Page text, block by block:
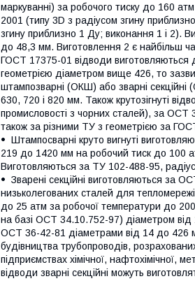
маркуванні) за робочого тиску до 160
2001 (типу 3D з радіусом згину
згину приблизно 1 Ду; виконання 1 і 2).
до 48,3 мм. Виготовлення 2 є найбільш
ГОСТ 17375-01 відводи виготовляються
геометрією діаметром вище 426, то
штампозварні (ОКШ) або зварні
630, 720 і 820 мм. Також крутозігнуті
промисловості з чорних сталей), за ОСТ
також за різними ТУ з геометрією за
Штампосварні круто вигнуті
219 до 1420 мм на робочий тиск до 100
Виготовляються за ТУ 102-488-95,
Зварені секційні виготовляються за
низьколегованих сталей для
до 25 атм за робочої температури до
на базі ОСТ 34.10.752-97) діаметром
ОСТ 36-42-81 діаметрами від 14 до 426
будівництва трубопроводів,
підприємствах хімічної, нафтохімічної,
відводи зварні секційні можуть